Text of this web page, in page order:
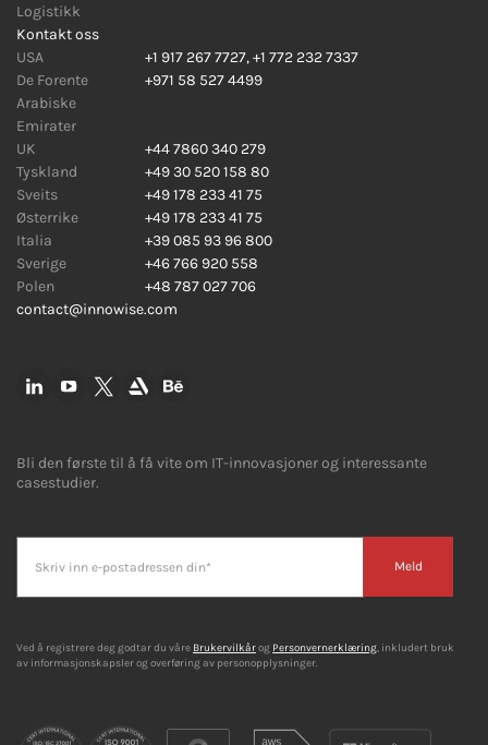
Logistikk
Kontakt oss
USA
+1 917 267 7727,+1 772 232 7337
De Forente
Arabiske
Emirater
+971 58 527 4499
UK
+44 7860 340 279
Tyskland
+49 30 520 158 80
Sveits
+49 178 233 41 75
Østerrike
+49 178 233 41 75
Italia
+39 085 93 96 800
Sverige
+46 766 920 558
Polen
+48 787 027 706
contact@innowise.com
Bli den første til å få vite om IT-innovasjoner og interessante
casestudier.
Meld
Ved å registrere deg godtar du våre Brukervilkårog Personvernerklæring, inkludert bruk
av informasjonskapsler og overføring av personopplysninger.